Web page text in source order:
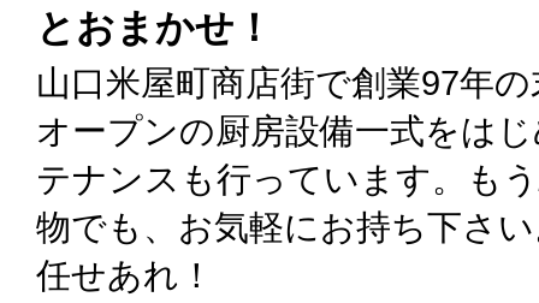
とおまかせ！
山口米屋町商店街で創業97年
オープンの厨房設備一式をは
テナンスも行っています。も
物でも、お気軽にお持ち下さ
任せあれ！